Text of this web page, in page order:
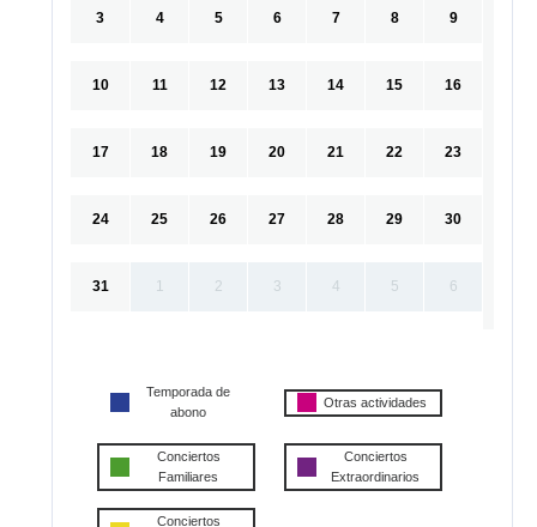
3 4 5 6 7 8 9
10 11 12 13 14 15 16
17 18 19 20 21 22 23
24 25 26 27 28 29 30
31 1 2 3 4 5 6
Temporada de
abono
Otras actividades
Conciertos
Familiares
Conciertos
Extraordinarios
Conciertos